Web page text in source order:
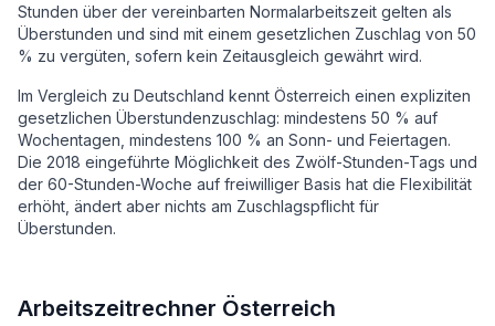
Stunden über der vereinbarten Normalarbeitszeit gelten als
Überstunden und sind mit einem gesetzlichen Zuschlag von 50
% zu vergüten, sofern kein Zeitausgleich gewährt wird.
Im Vergleich zu Deutschland kennt Österreich einen expliziten
gesetzlichen Überstundenzuschlag: mindestens 50 % auf
Wochentagen, mindestens 100 % an Sonn- und Feiertagen.
Die 2018 eingeführte Möglichkeit des Zwölf-Stunden-Tags und
der 60-Stunden-Woche auf freiwilliger Basis hat die Flexibilität
erhöht, ändert aber nichts am Zuschlagspflicht für
Überstunden.
Arbeitszeitrechner Österreich